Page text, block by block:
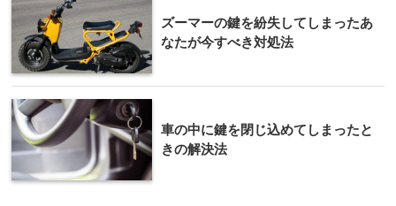
ズーマーの鍵を紛失してしまったあ
なたが今すべき対処法
車の中に鍵を閉じ込めてしまったと
きの解決法